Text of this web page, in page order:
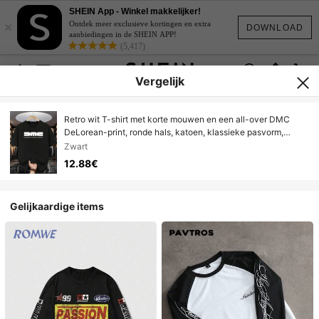
DOWNLOAD
×
SHEIN App - Winkel makkelijker!
Ontdek meer exclusieve kortingen en extra
aanbiedingen in de SHEIN APP!
(5,417)
Vergelijk
Retro wit T-shirt met korte mouwen en een all-over DMC
DeLorean-print, ronde hals, katoen, klassieke pasvorm,
machinewasbaar, voor autoliefhebbers en fashionista's,
zomerkleding, Koningsdag
Zwart
12.88€
Gelijkaardige items